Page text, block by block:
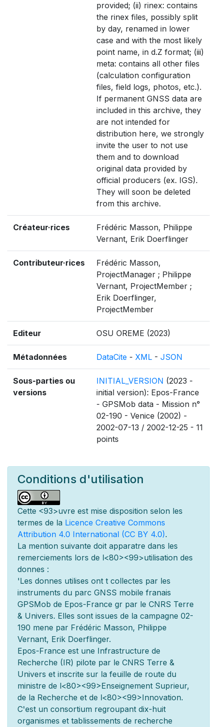
provided; (ii) rinex: contains
the rinex files, possibly split
by day, renamed in lower
case and with the most likely
point name, in d.Z format; (iii)
meta: contains all other files
(calculation configuration
files, field logs, photos, etc.).
If permanent GNSS data are
included in this archive, they
are not intended for
distribution here, we strongly
invite the user to not use
them and to download
original data provided by
official producers (ex. IGS).
They will soon be deleted
from this archive.
Créateur·rices
Frédéric Masson, Philippe
Vernant, Erik Doerflinger
Contributeur·rices
Frédéric Masson,
ProjectManager ; Philippe
Vernant, ProjectMember ;
Erik Doerflinger,
ProjectMember
Editeur OSU OREME (2023)
Métadonnées DataCite - XML - JSON
Sous-parties ou
versions
INITIAL_VERSION (2023 -
initial version): Epos-France
- GPSMob data - Mission n°
02-190 - Venice (2002) -
2002-07-13 / 2002-12-25 - 11
points
Conditions d'utilisation
Cette <93>uvre est mise disposition selon les
termes de la Licence Creative Commons
Attribution 4.0 International (CC BY 4.0).
La mention suivante doit apparatre dans les
remerciements lors de l<80><99>utilisation des
donnes :
'Les donnes utilises ont t collectes par les
instruments du parc GNSS mobile franais
GPSMob de Epos-France gr par le CNRS Terre
& Univers. Elles sont issues de la campagne 02-
190 mene par Frédéric Masson, Philippe
Vernant, Erik Doerflinger.
Epos-France est une Infrastructure de
Recherche (IR) pilote par le CNRS Terre &
Univers et inscrite sur la feuille de route du
ministre de l<80><99>Enseignement Suprieur,
de la Recherche et de l<80><99>Innovation.
C'est un consortium regroupant dix-huit
organismes et tablissements de recherche